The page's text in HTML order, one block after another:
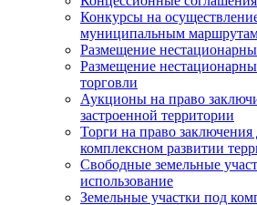
Конкурсы на
муниципальным
Размещение
Размещение
торговли
Аукционы на право
застроенной территории
Торги на право заключения
комплексном развитии
Свободные земельные
использование
Земельные участки под